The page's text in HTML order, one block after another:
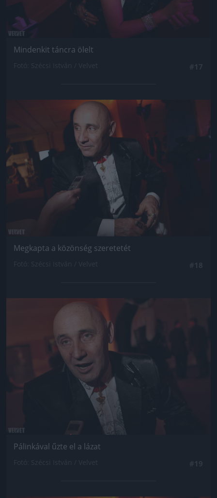
Mindenkit táncra ölelt
Jön még kép!
Megkapta a közönség szeretetét
Jön még kép!
Pálinkával űzte el a lázat